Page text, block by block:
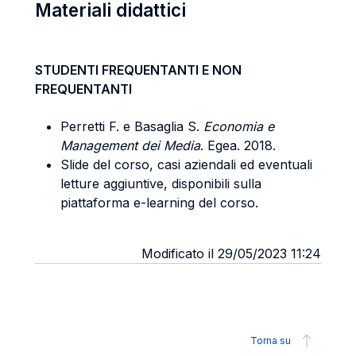
Materiali didattici
STUDENTI FREQUENTANTI E NON
FREQUENTANTI
Perretti F. e Basaglia S. Economia e
Management dei Media. Egea. 2018.
Slide del corso, casi aziendali ed eventuali
letture aggiuntive, disponibili sulla
piattaforma e-learning del corso.
Modificato il 29/05/2023 11:24
Torna su